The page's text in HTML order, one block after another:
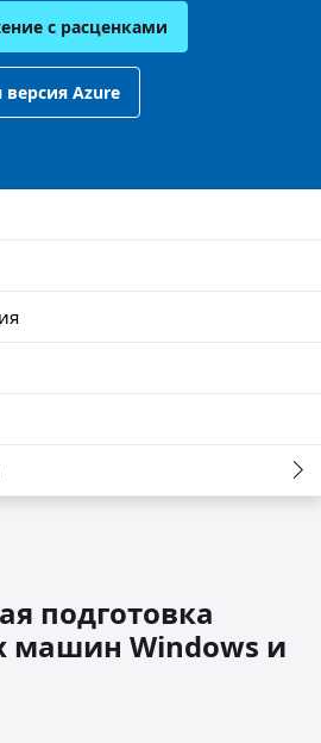
с расценками
версия Azure
подготовка
машин Windows и